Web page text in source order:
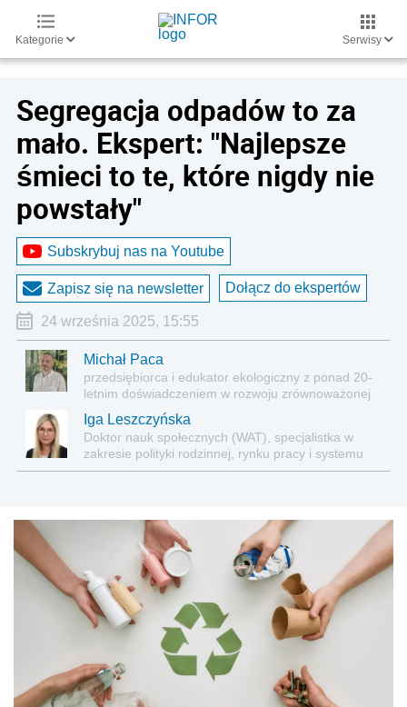
Kategorie Serwisy
Segregacja odpadów to za
mało. Ekspert: "Najlepsze
śmieci to te, które nigdy nie
powstały"
Subskrybuj nas na Youtube
Zapisz się na newsletter Dołącz do ekspertów
24 września 2025, 15:55
Michał Paca
przedsiębiorca i edukator ekologiczny z ponad 20-
letnim doświadczeniem w rozwoju zrównoważonej
gospodarki odpadami, oczyszczania ścieków oraz
energii odnawialnej
Iga Leszczyńska
Doktor nauk społecznych (WAT), specjalistka w
zakresie polityki rodzinnej, rynku pracy i systemu
zabezpieczenia społecznego.